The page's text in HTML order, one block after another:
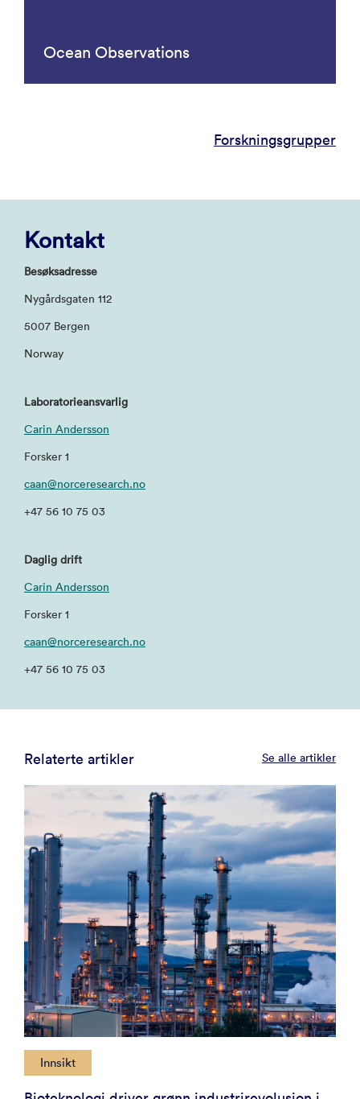
Ocean Observations
Forskningsgrupper
Kontakt
Besøksadresse
Nygårdsgaten 112
5007 Bergen
Norway
Laboratorieansvarlig
Carin Andersson
Forsker 1
caan@norceresearch.no
+47 56 10 75 03
Daglig drift
Carin Andersson
Forsker 1
caan@norceresearch.no
+47 56 10 75 03
Relaterte artikler Se alle artikler
Innsikt